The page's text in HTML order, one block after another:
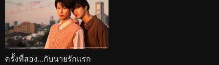
ครั้งที่สอง...กับนายรักแรก